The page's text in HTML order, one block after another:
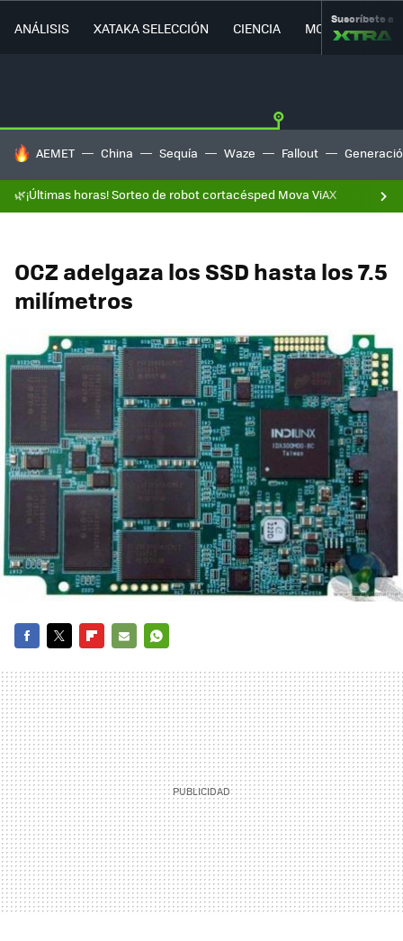
ANÁLISIS XATAKA SELECCIÓN CIENCIA MOVILIDAD
Suscríbete a
HOY SE HABLA DE
AEMET China Sequía Waze Fallout
🌿¡Últimas horas! Sorteo de robot cortacésped Mova ViAX
OCZ adelgaza los SSD hasta los 7.5
milímetros
MAIL